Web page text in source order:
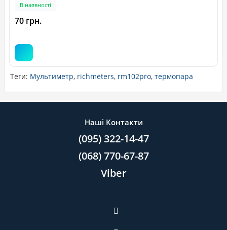
В наявності
70 грн.
Теги: Мультиметр, richmeters, rm102pro, термопара
Наші Контакти
(095) 322-14-47
(068) 770-67-87
Viber